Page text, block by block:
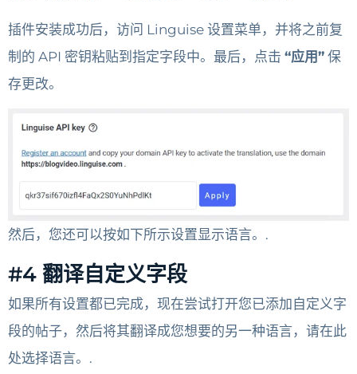
插件安装成功后，访问 Linguise 设置菜单，并将之前复
制的 API 密钥粘贴到指定字段中。最后，点击 “应用” 保
存更改。
然后，您还可以按如下所示设置显示语言。.
#4 翻译自定义字段
如果所有设置都已完成，现在尝试打开您已添加自定义字
段的帖子，然后将其翻译成您想要的另一种语言，请在此
处选择语言。.